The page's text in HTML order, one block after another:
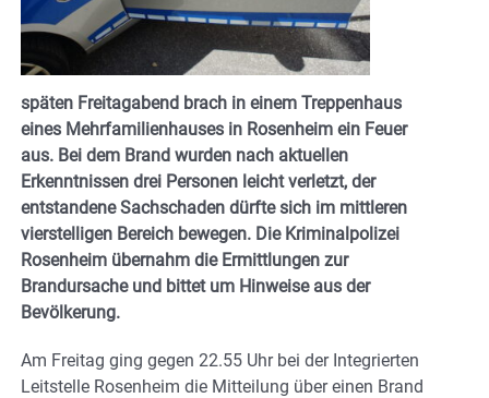
späten Freitagabend brach in einem Treppenhaus
eines Mehrfamilienhauses in Rosenheim ein Feuer
aus. Bei dem Brand wurden nach aktuellen
Erkenntnissen drei Personen leicht verletzt, der
entstandene Sachschaden dürfte sich im mittleren
vierstelligen Bereich bewegen. Die Kriminalpolizei
Rosenheim übernahm die Ermittlungen zur
Brandursache und bittet um Hinweise aus der
Bevölkerung.
Am Freitag ging gegen 22.55 Uhr bei der Integrierten
Leitstelle Rosenheim die Mitteilung über einen Brand